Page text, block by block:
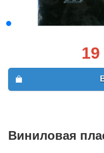
19
Виниловая